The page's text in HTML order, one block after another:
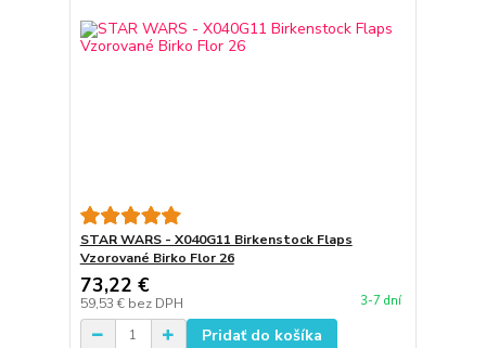
STAR WARS - X040G11 Birkenstock Flaps
Vzorované Birko Flor 26
73,22 €
59,53 € bez DPH 3-7 dní
Pridať do košíka